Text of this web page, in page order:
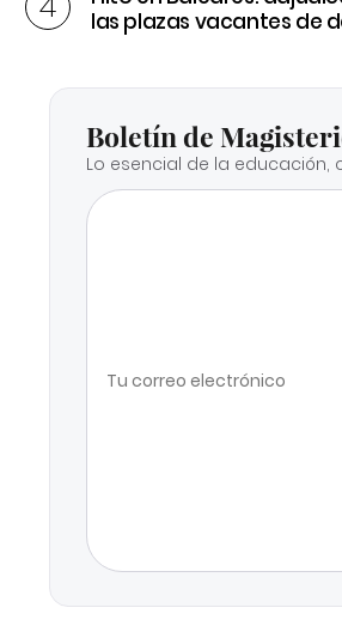
las plazas vacantes de
Boletín de
Lo esencial de la educación,